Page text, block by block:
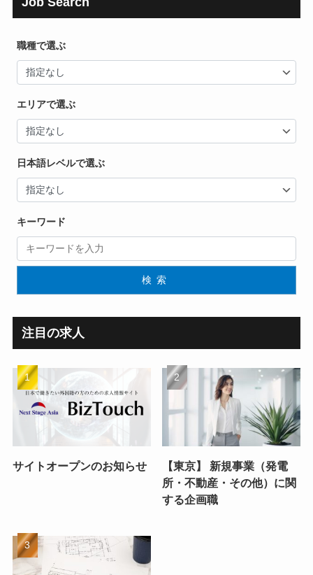
職種で選ぶ
エリアで選ぶ
日本語レベルで選ぶ
キーワード
検索
注目の求人
サイトオープンのお知らせ
【東京】 新規事業（発電
所・不動産・その他）に関
する企画職